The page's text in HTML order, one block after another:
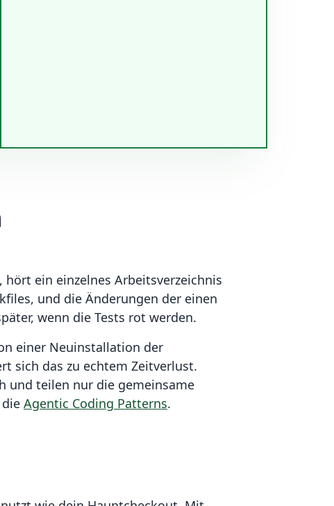
ein einzelnes Arbeitsverzeichnis
und die Änderungen der einen
wenn die Tests rot werden.
einer Neuinstallation der
sich das zu echtem Zeitverlust.
und teilen nur die gemeinsame
Agentic Coding Patterns.